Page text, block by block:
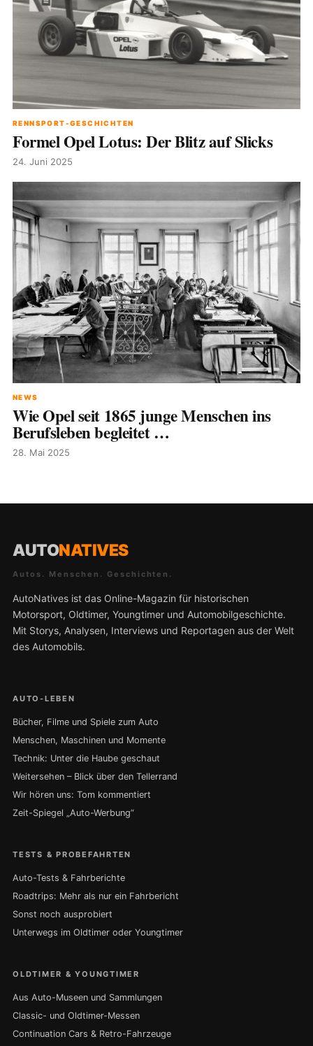
RENNSPORT-GESCHICHTEN
Formel Opel Lotus: Der Blitz auf Slicks
24. Juni 2025
NEWS
Wie Opel seit 1865 junge Menschen ins
Berufsleben begleitet …
28. Mai 2025
AUTONATIVES
Autos. Menschen. Geschichten.
AutoNatives ist das Online-Magazin für historischen
Motorsport, Oldtimer, Youngtimer und Automobilgeschichte.
Mit Storys, Analysen, Interviews und Reportagen aus der Welt
des Automobils.
AUTO-LEBEN
Bücher, Filme und Spiele zum Auto
Menschen, Maschinen und Momente
Technik: Unter die Haube geschaut
Weitersehen – Blick über den Tellerrand
Wir hören uns: Tom kommentiert
Zeit-Spiegel „Auto-Werbung“
TESTS & PROBEFAHRTEN
Auto-Tests & Fahrberichte
Roadtrips: Mehr als nur ein Fahrbericht
Sonst noch ausprobiert
Unterwegs im Oldtimer oder Youngtimer
OLDTIMER & YOUNGTIMER
Aus Auto-Museen und Sammlungen
Classic- und Oldtimer-Messen
Continuation Cars & Retro-Fahrzeuge